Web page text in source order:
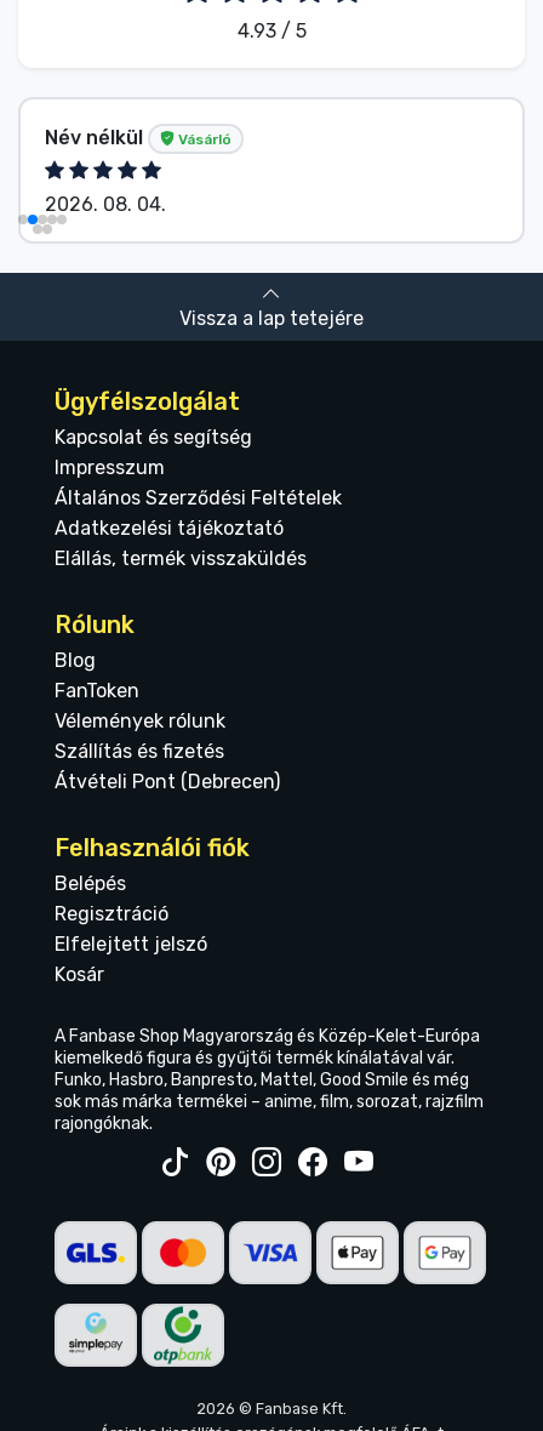
4.93 / 5
Név nélkül Vásárló
2026. 08. 04.
Vissza a lap tetejére
Ügyfélszolgálat
Kapcsolat és segítség
Impresszum
Általános Szerződési Feltételek
Adatkezelési tájékoztató
Elállás, termék visszaküldés
Rólunk
Blog
FanToken
Vélemények rólunk
Szállítás és fizetés
Átvételi Pont (Debrecen)
Felhasználói fiók
Belépés
Regisztráció
Elfelejtett jelszó
Kosár
A Fanbase Shop Magyarország és Közép-Kelet-Európa
kiemelkedő figura és gyűjtői termék kínálatával vár.
Funko, Hasbro, Banpresto, Mattel, Good Smile és még
sok más márka termékei – anime, film, sorozat, rajzfilm
rajongóknak.
2026 © Fanbase Kft.